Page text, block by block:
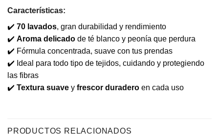
Características:
✔️ 70 lavados, gran durabilidad y rendimiento
✔️ Aroma delicado de té blanco y peonía que perdura
✔️ Fórmula concentrada, suave con tus prendas
✔️ Ideal para todo tipo de tejidos, cuidando y protegiendo
las fibras
✔️ Textura suave y frescor duradero en cada uso
PRODUCTOS RELACIONADOS